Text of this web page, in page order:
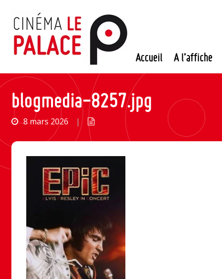
contenu
Accueil A l’affiche
blogmedia-8257.jpg
8 mars 2026 |